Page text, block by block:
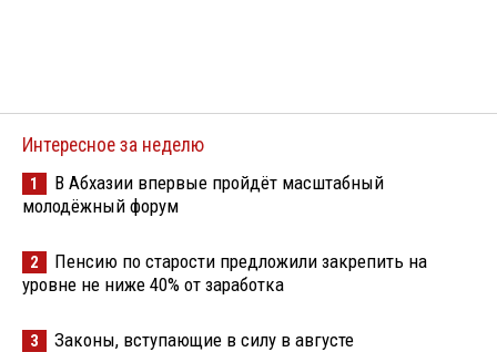
Интересное за неделю
1
В Абхазии впервые пройдёт масштабный
молодёжный форум
2
Пенсию по старости предложили закрепить на
уровне не ниже 40% от заработка
3 Законы, вступающие в силу в августе